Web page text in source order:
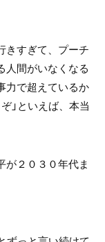
きすぎて、プーチ
人間がいなくなる
力で超えているか
」といえば、本当
が２０３０年代ま